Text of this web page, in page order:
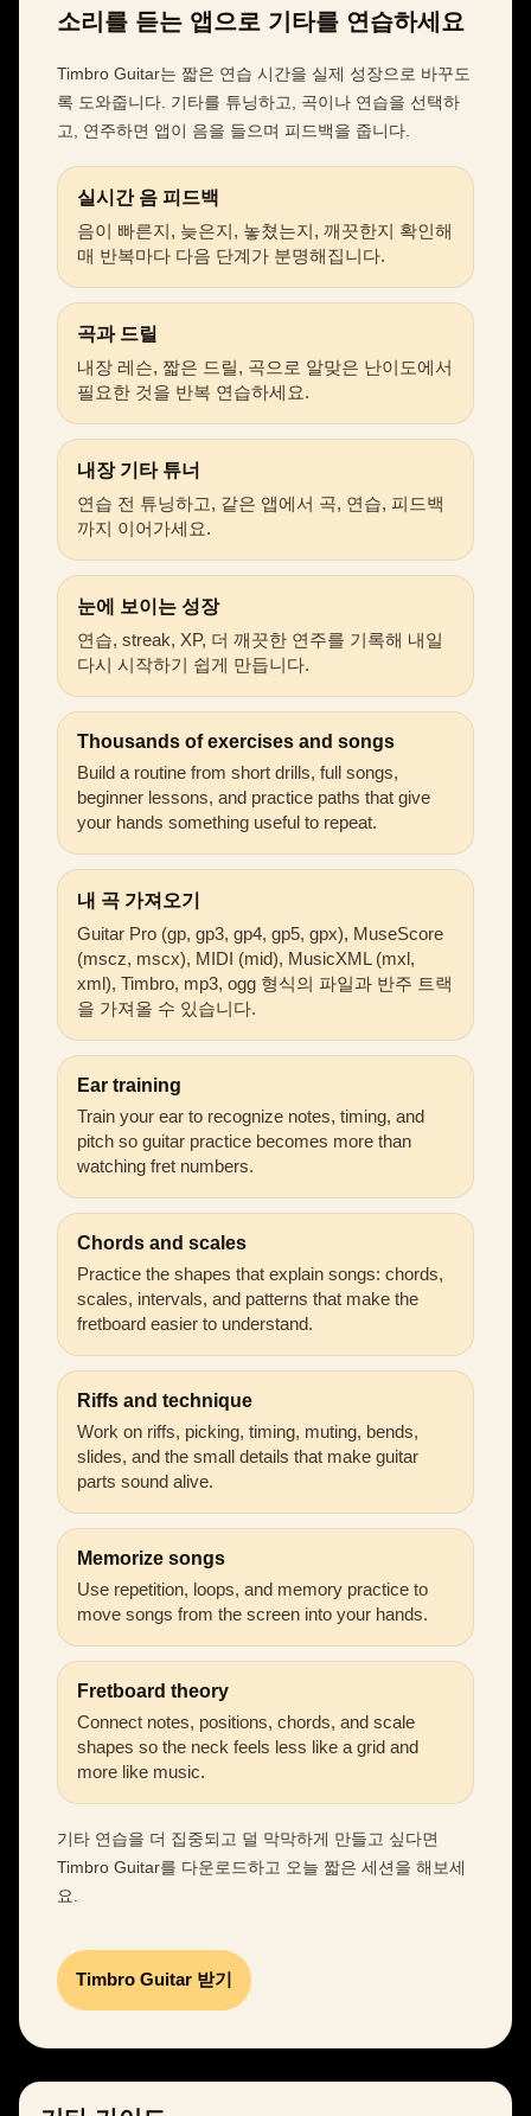
소리를 듣는 앱으로 기타를 연습하세요
Timbro Guitar는 짧은 연습 시간을 실제 성장으로 바꾸도
록 도와줍니다. 기타를 튜닝하고, 곡이나 연습을 선택하
고, 연주하면 앱이 음을 들으며 피드백을 줍니다.
실시간 음 피드백
음이 빠른지, 늦은지, 놓쳤는지, 깨끗한지 확인해
매 반복마다 다음 단계가 분명해집니다.
곡과 드릴
내장 레슨, 짧은 드릴, 곡으로 알맞은 난이도에서
필요한 것을 반복 연습하세요.
내장 기타 튜너
연습 전 튜닝하고, 같은 앱에서 곡, 연습, 피드백
까지 이어가세요.
눈에 보이는 성장
연습, streak, XP, 더 깨끗한 연주를 기록해 내일
다시 시작하기 쉽게 만듭니다.
Thousands of exercises and songs
Build a routine from short drills, full songs,
beginner lessons, and practice paths that give
your hands something useful to repeat.
내 곡 가져오기
Guitar Pro (gp, gp3, gp4, gp5, gpx), MuseScore
(mscz, mscx), MIDI (mid), MusicXML (mxl,
xml), Timbro, mp3, ogg 형식의 파일과 반주 트랙
을 가져올 수 있습니다.
Ear training
Train your ear to recognize notes, timing, and
pitch so guitar practice becomes more than
watching fret numbers.
Chords and scales
Practice the shapes that explain songs: chords,
scales, intervals, and patterns that make the
fretboard easier to understand.
Riffs and technique
Work on riffs, picking, timing, muting, bends,
slides, and the small details that make guitar
parts sound alive.
Memorize songs
Use repetition, loops, and memory practice to
move songs from the screen into your hands.
Fretboard theory
Connect notes, positions, chords, and scale
shapes so the neck feels less like a grid and
more like music.
기타 연습을 더 집중되고 덜 막막하게 만들고 싶다면
Timbro Guitar를 다운로드하고 오늘 짧은 세션을 해보세
요.
Timbro Guitar 받기